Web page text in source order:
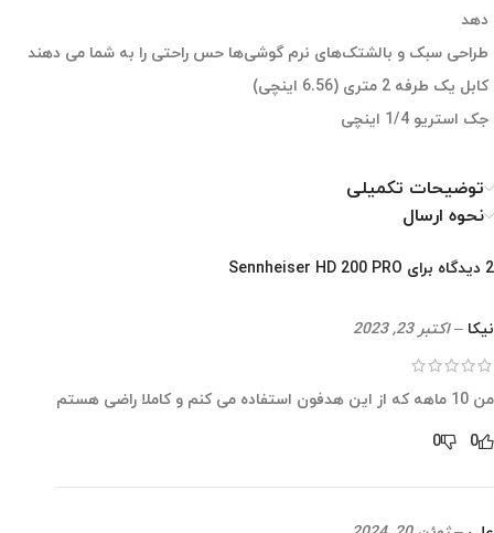
دهد
طراحی سبک و بالشتک‌های نرم گوشی‌ها حس راحتی را به شما می دهند
کابل یک طرفه 2 متری (6.56 اینچی)
جک استریو 1/4 اینچی
توضیحات تکمیلی
نحوه ارسال
2 دیدگاه برای Sennheiser HD 200 PRO
نیکا – اکتبر 23, 2023
من 10 ماهه که از این هدفون استفاده می کنم و کاملا راضی هستم
0
0